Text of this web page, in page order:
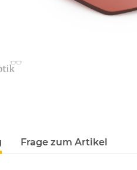
Frage zum Artikel